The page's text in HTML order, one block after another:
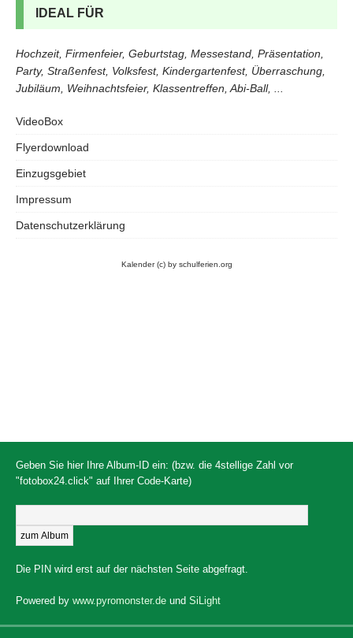
IDEAL FÜR
Hochzeit, Firmenfeier, Geburtstag, Messestand, Präsentation,
Party, Straßenfest, Volksfest, Kindergartenfest, Überraschung,
Jubiläum, Weihnachtsfeier, Klassentreffen, Abi-Ball, ...
VideoBox
Flyerdownload
Einzugsgebiet
Impressum
Datenschutzerklärung
Kalender(c) by schulferien.org
Geben Sie hier Ihre Album-ID ein: (bzw. die 4stellige Zahl vor
"fotobox24.click" auf Ihrer Code-Karte)
Die PIN wird erst auf der nächsten Seite abgefragt.
Powered by www.pyromonster.de und SiLight